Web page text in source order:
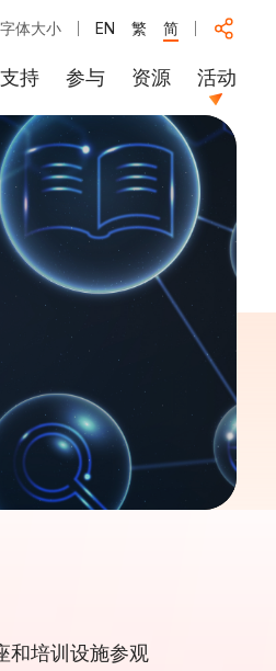
字体大小 EN 繁 简
持 参与 资源 活动
和培训设施参观